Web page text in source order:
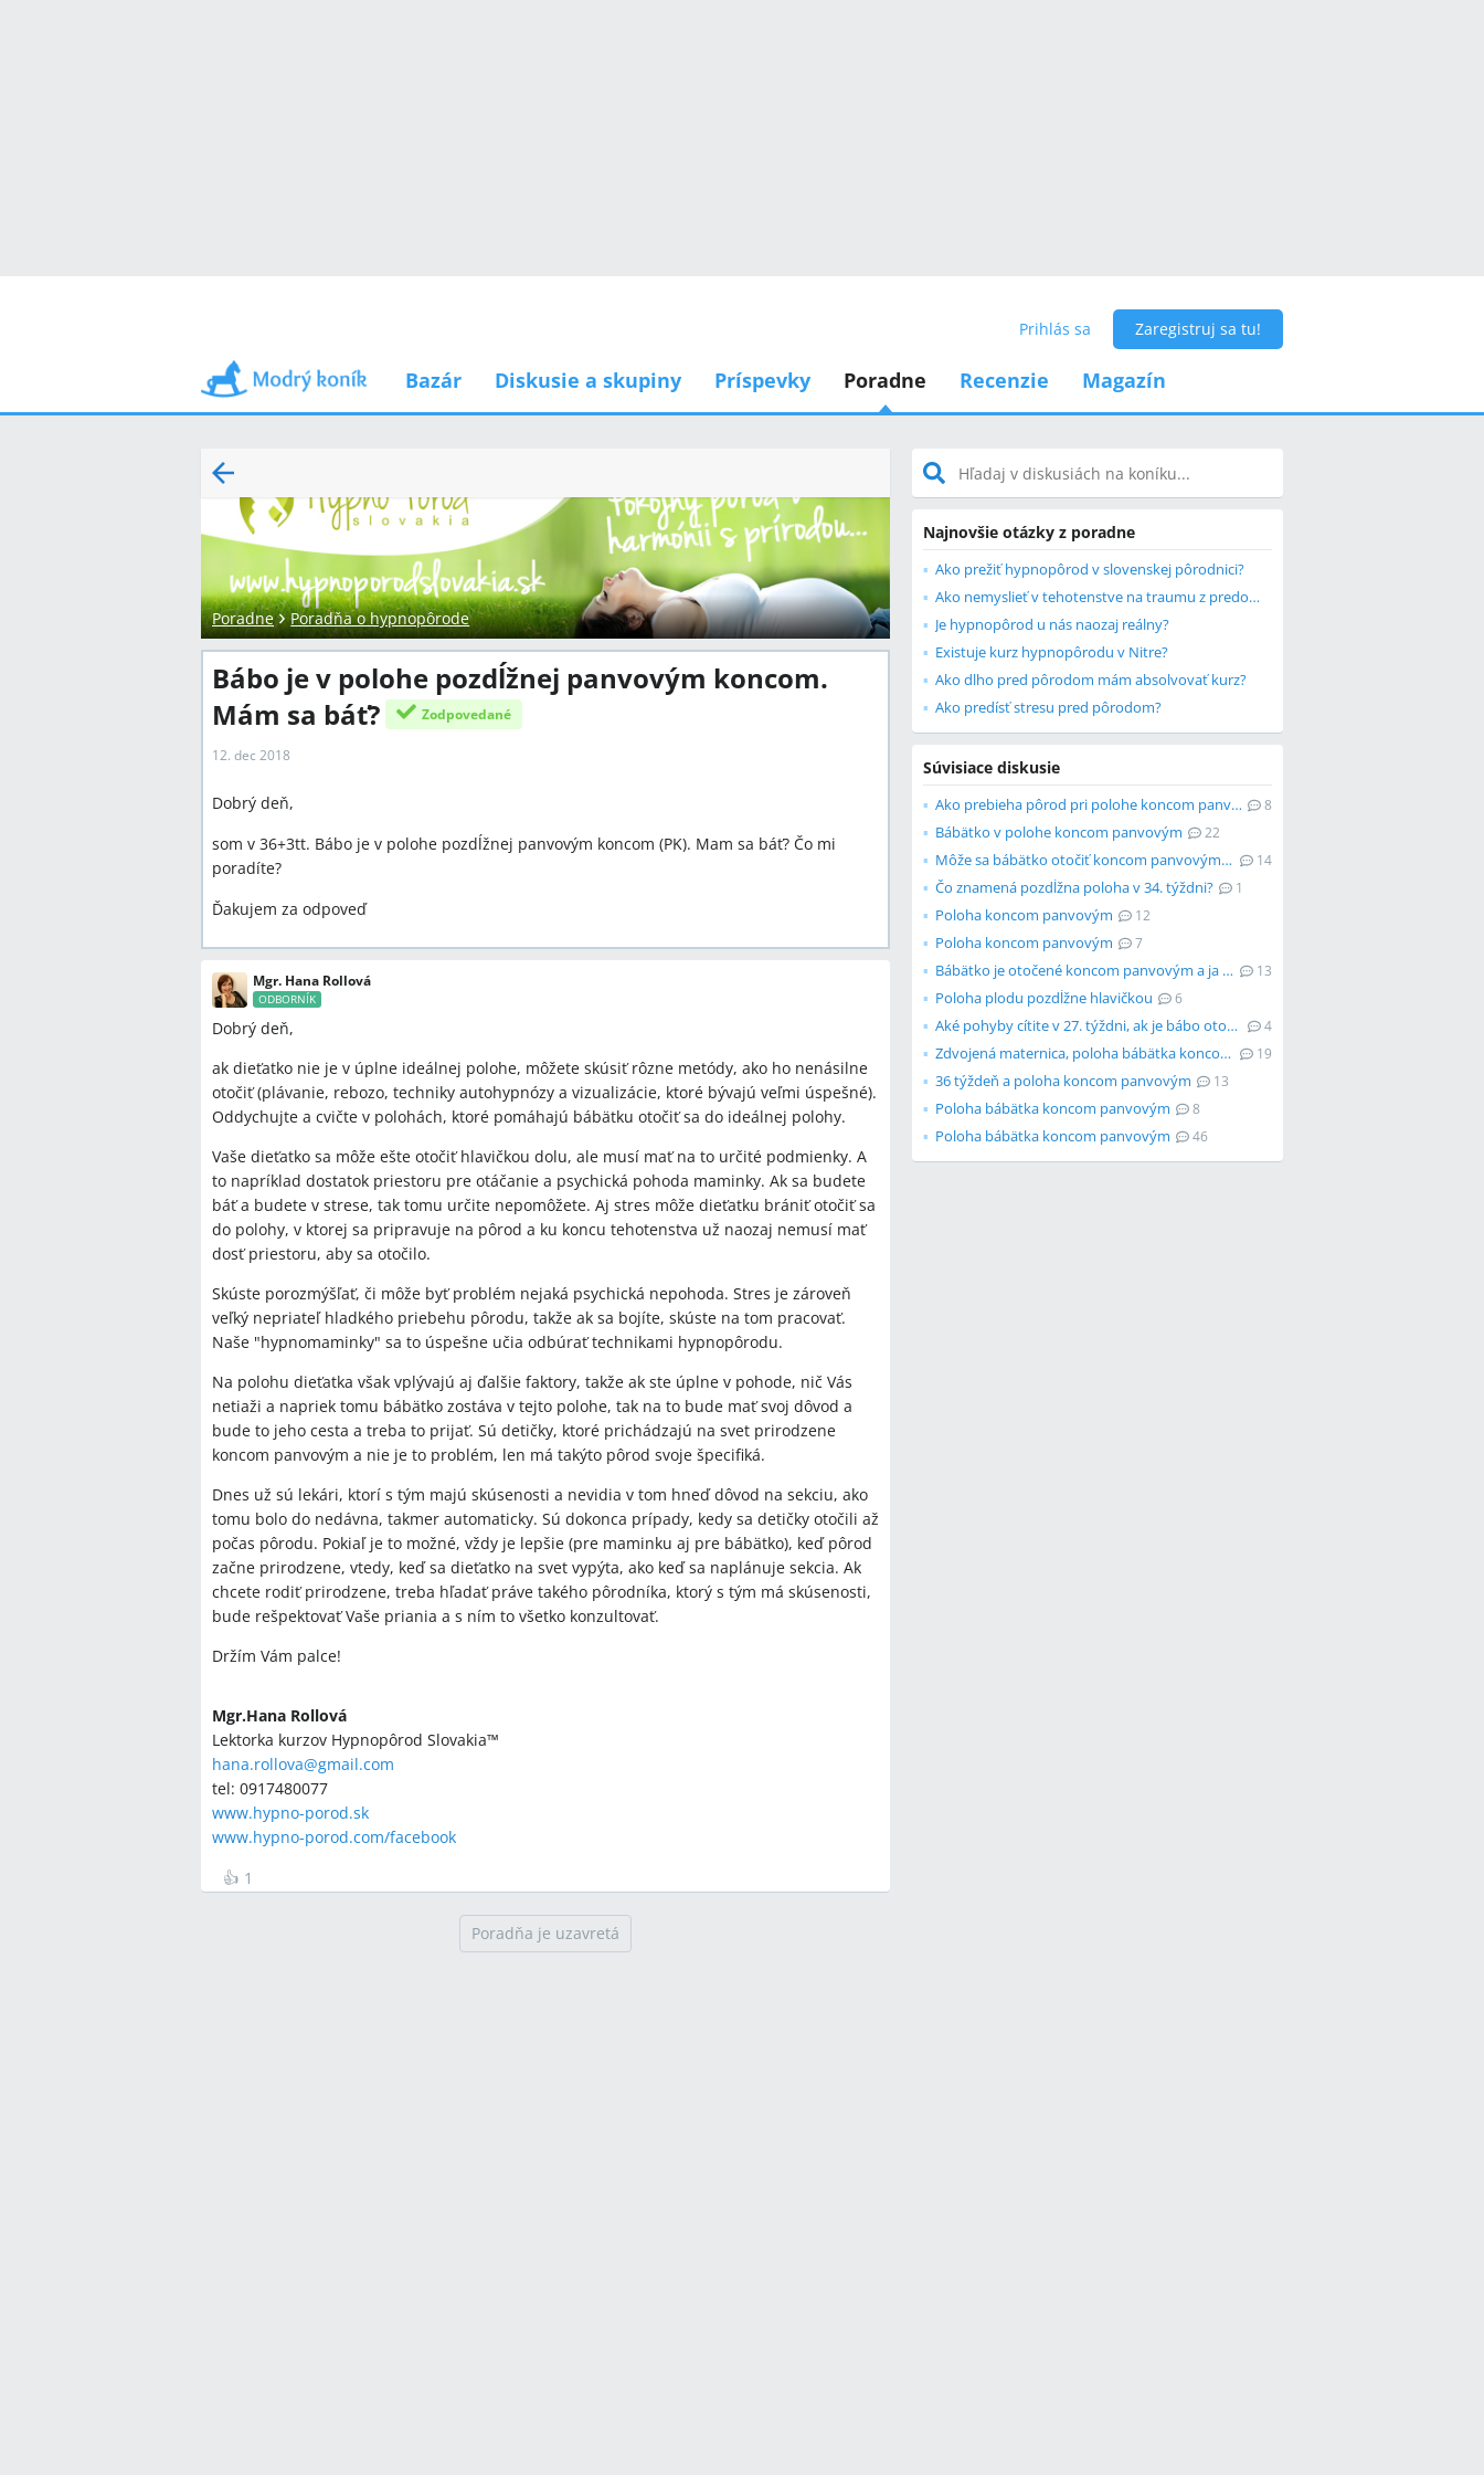
Prihlás sa Zaregistruj sa tu!
Bazár Diskusie a skupiny Príspevky Poradne Recenzie Magazín
Poradne Poradňa o hypnopôrode
Bábo je v polohe pozdĺžnej panvovým koncom.
Mám sa báť?
Zodpovedané
12. dec 2018
Dobrý deň,
som v 36+3tt. Bábo je v polohe pozdĺžnej panvovým koncom (PK). Mam sa báť? Čo mi
poradíte?
Ďakujem za odpoveď
Mgr. Hana Rollová
ODBORNÍK
Dobrý deň,
ak dieťatko nie je v úplne ideálnej polohe, môžete skúsiť rôzne metódy, ako ho nenásilne
otočiť (plávanie, rebozo, techniky autohypnózy a vizualizácie, ktoré bývajú veľmi úspešné).
Oddychujte a cvičte v polohách, ktoré pomáhajú bábätku otočiť sa do ideálnej polohy.
Vaše dieťatko sa môže ešte otočiť hlavičkou dolu, ale musí mať na to určité podmienky. A
to napríklad dostatok priestoru pre otáčanie a psychická pohoda maminky. Ak sa budete
báť a budete v strese, tak tomu určite nepomôžete. Aj stres môže dieťatku brániť otočiť sa
do polohy, v ktorej sa pripravuje na pôrod a ku koncu tehotenstva už naozaj nemusí mať
dosť priestoru, aby sa otočilo.
Skúste porozmýšľať, či môže byť problém nejaká psychická nepohoda. Stres je zároveň
veľký nepriateľ hladkého priebehu pôrodu, takže ak sa bojíte, skúste na tom pracovať.
Naše "hypnomaminky" sa to úspešne učia odbúrať technikami hypnopôrodu.
Na polohu dieťatka však vplývajú aj ďalšie faktory, takže ak ste úplne v pohode, nič Vás
netiaži a napriek tomu bábätko zostáva v tejto polohe, tak na to bude mať svoj dôvod a
bude to jeho cesta a treba to prijať. Sú detičky, ktoré prichádzajú na svet prirodzene
koncom panvovým a nie je to problém, len má takýto pôrod svoje špecifiká.
Dnes už sú lekári, ktorí s tým majú skúsenosti a nevidia v tom hneď dôvod na sekciu, ako
tomu bolo do nedávna, takmer automaticky. Sú dokonca prípady, kedy sa detičky otočili až
počas pôrodu. Pokiaľ je to možné, vždy je lepšie (pre maminku aj pre bábätko), keď pôrod
začne prirodzene, vtedy, keď sa dieťatko na svet vypýta, ako keď sa naplánuje sekcia. Ak
chcete rodiť prirodzene, treba hľadať práve takého pôrodníka, ktorý s tým má skúsenosti,
bude rešpektovať Vaše priania a s ním to všetko konzultovať.
Držím Vám palce!
Mgr.Hana Rollová
Lektorka kurzov Hypnopôrod Slovakia™
hana.rollova@gmail.com
tel: 0917480077
www.hypno-porod.sk
www.hypno-porod.com/facebook
👍 1
Poradňa je uzavretá
Najnovšie otázky z poradne
Ako prežiť hypnopôrod v slovenskej pôrodnici?
Ako nemyslieť v tehotenstve na traumu z predošlého pôrodu mŕtveho syna?
Je hypnopôrod u nás naozaj reálny?
Existuje kurz hypnopôrodu v Nitre?
Ako dlho pred pôrodom mám absolvovať kurz?
Ako predísť stresu pred pôrodom?
Súvisiace diskusie
Ako prebieha pôrod pri polohe koncom panvovým? 8
Bábätko v polohe koncom panvovým 22
Môže sa bábätko otočiť koncom panvovým v 37. týždni? 14
Čo znamená pozdĺžna poloha v 34. týždni? 1
Poloha koncom panvovým 12
Poloha koncom panvovým 7
Bábätko je otočené koncom panvovým a ja nechcem rodiť prirodzene 13
Poloha plodu pozdĺžne hlavičkou 6
Aké pohyby cítite v 27. týždni, ak je bábo otočené koncom panvovým? 4
Zdvojená maternica, poloha bábätka koncom panvovým a pôrod 19
36 týždeň a poloha koncom panvovým 13
Poloha bábätka koncom panvovým 8
Poloha bábätka koncom panvovým 46